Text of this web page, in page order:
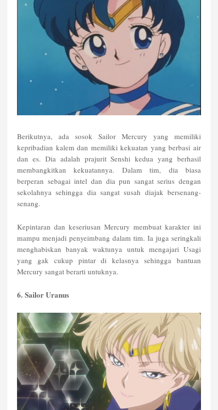
Berikutnya, ada sosok Sailor Mercury yang memiliki
kepribadian kalem dan memiliki kekuatan yang berbasi air
dan es. Dia adalah prajurit Senshi kedua yang berhasil
membangkitkan kekuatannya. Dalam tim, dia biasa
berperan sebagai intel dan dia pun sangat serius dengan
sekolahnya sehingga dia sangat susah diajak bersenang-
senang.
Kepintaran dan keseriusan Mercury membuat karakter ini
mampu menjadi penyeimbang dalam tim. Ia juga seringkali
menghabiskan banyak waktunya untuk mengajari Usagi
yang gak cukup pintar di kelasnya sehingga bantuan
Mercury sangat berarti untuknya.
6. Sailor Uranus